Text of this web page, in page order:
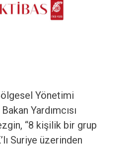
Yönetimi
Yardımcısı
“8 kişilik bir grup
Suriye üzerinden